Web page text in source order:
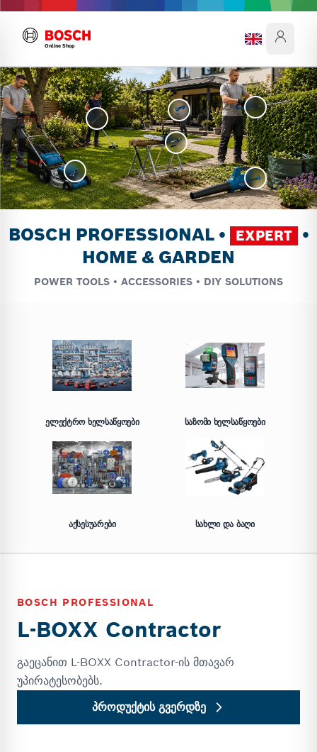
Online Shop
BOSCH PROFESSIONAL • EXPERT
•
HOME & GARDEN
POWER TOOLS • ACCESSORIES • DIY SOLUTIONS
ᲔᲚᲔᲥᲢᲠᲝ ᲮᲔᲚᲡᲐᲬᲧᲝᲔᲑᲘ ᲡᲐᲖᲝᲛᲘ ᲮᲔᲚᲡᲐᲬᲧᲝᲔᲑᲘ
ᲐᲥᲡᲔᲡᲣᲐᲠᲔᲑᲘ ᲡᲐᲮᲚᲘ ᲓᲐ ᲑᲐᲦᲘ
BOSCH PROFESSIONAL
L-BOXX Contractor
გაეცანით L-BOXX Contractor-ის მთავარ
უპირატესობებს.
პროდუქტის გვერდზე